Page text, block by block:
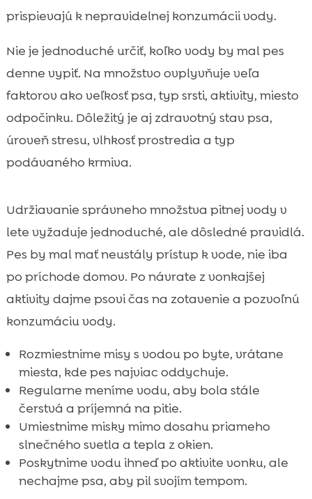
prispievajú k nepravidelnej konzumácii vody.
Nie je jednoduché určiť, koľko vody by mal pes
denne vypiť. Na množstvo ovplyvňuje veľa
faktorov ako veľkosť psa, typ srsti, aktivity, miesto
odpočinku. Dôležitý je aj zdravotný stav psa,
úroveň stresu, vlhkosť prostredia a typ
podávaného krmiva.
Udržiavanie správneho množstva pitnej vody v
lete vyžaduje jednoduché, ale dôsledné pravidlá.
Pes by mal mať neustály prístup k vode, nie iba
po príchode domov. Po návrate z vonkajšej
aktivity dajme psovi čas na zotavenie a pozvoľnú
konzumáciu vody.
Rozmiestnime misy s vodou po byte, vrátane
miesta, kde pes najviac oddychuje.
Regularne meníme vodu, aby bola stále
čerstvá a príjemná na pitie.
Umiestnime misky mimo dosahu priameho
slnečného svetla a tepla z okien.
Poskytnime vodu ihneď po aktivite vonku, ale
nechajme psa, aby pil svojím tempom.